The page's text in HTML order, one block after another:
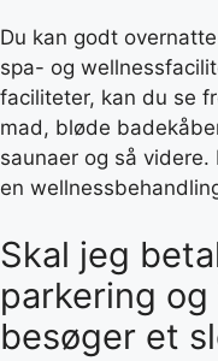
Du kan godt
spa- og
faciliteter, kan du se
mad, bløde
saunaer og så
en
Skal jeg
parkering
besøger et